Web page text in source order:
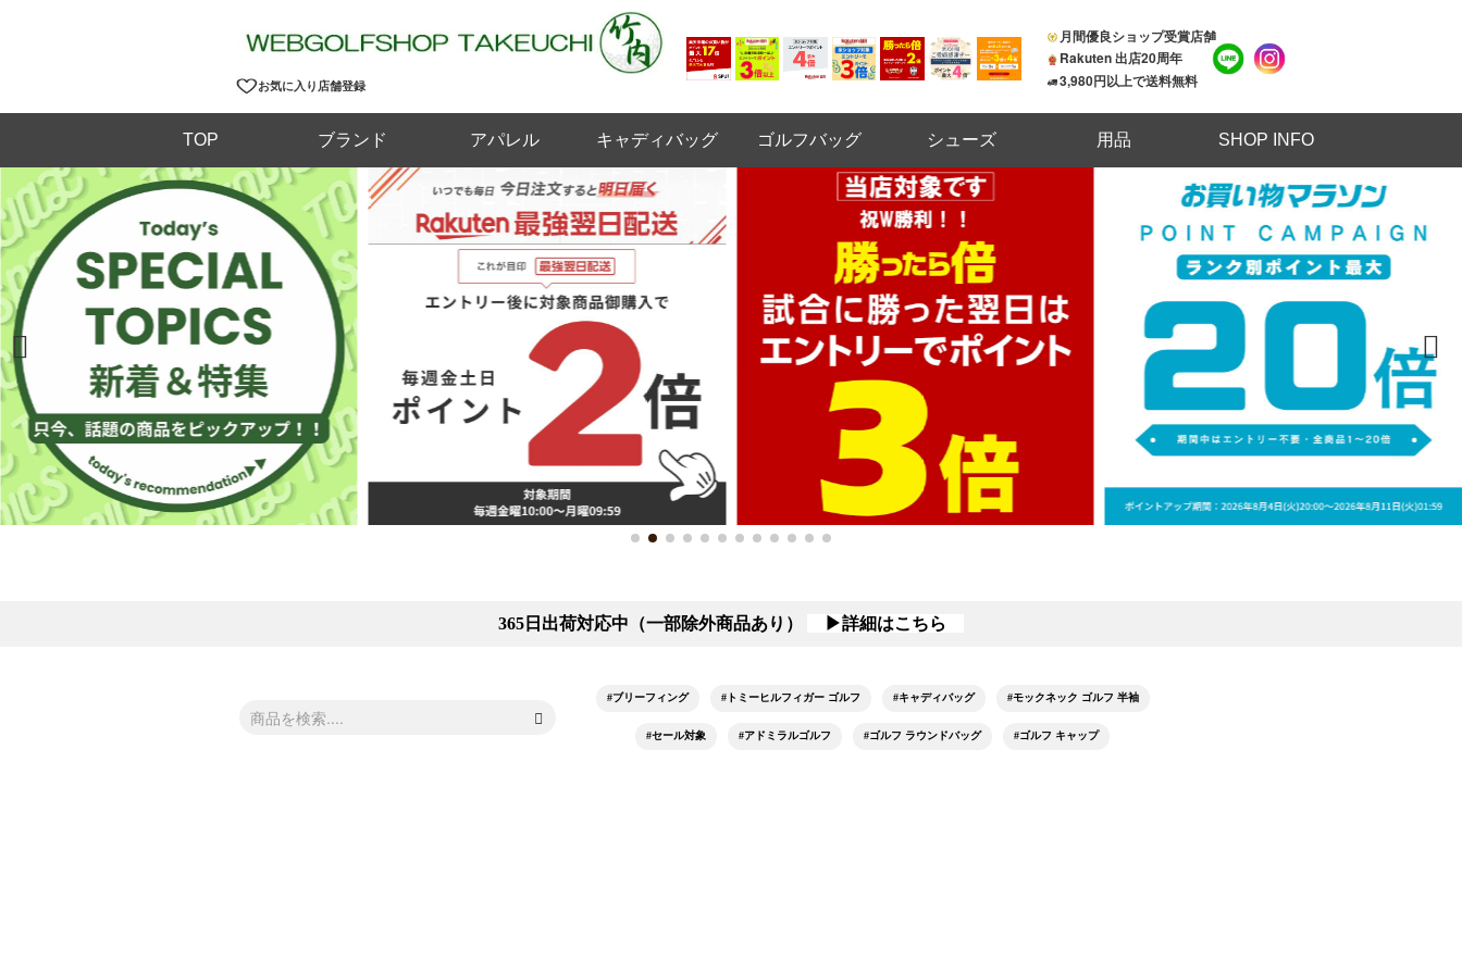
お気に入り店舗登録
月間優良ショップ受賞店舗
Rakuten 出店20周年
3,980円以上で送料無料
TOP ブランド アパレル キャディバッグ ゴルフバッグ シューズ 用品 SHOP INFO
365日出荷対応中（一部除外商品あり） ▶詳細はこちら
#ブリーフィング #トミーヒルフィガー ゴルフ #キャディバッグ #モックネック ゴルフ 半袖
#セール対象 #アドミラルゴルフ #ゴルフ ラウンドバッグ #ゴルフ キャップ